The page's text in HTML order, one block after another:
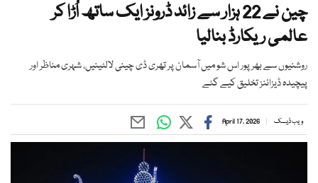
چین نے 22 ہزار سے زائد ڈرونز ایک ساتھ اُڑا کر
عالمی ریکارڈ بنالیا
روشنیوں سے بھرپور اس شو میں آسمان پر تھری ڈی چینی لالٹینیں، شہری مناظر اور
پیچیدہ ڈیزائنز تخلیق کیے گئے
ویب ڈیسک April 17, 2026